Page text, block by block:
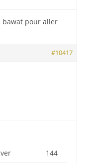
bawat pour aller
#10417
144